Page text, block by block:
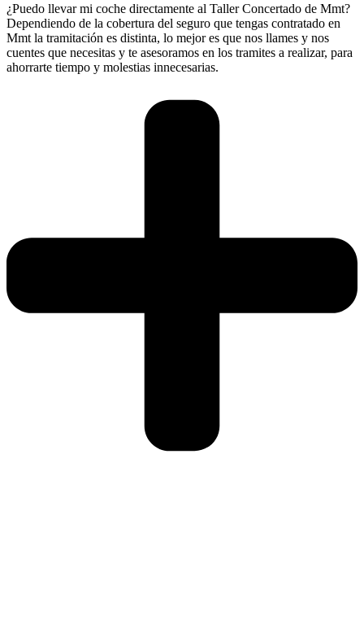
¿Puedo llevar mi coche directamente al Taller Concertado de Mmt?
Dependiendo de la cobertura del seguro que tengas contratado en
Mmt la tramitación es distinta, lo mejor es que nos llames y nos
cuentes que necesitas y te asesoramos en los tramites a realizar, para
ahorrarte tiempo y molestias innecesarias.